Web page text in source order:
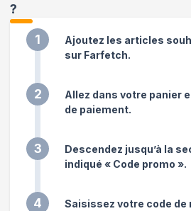
?
1
Ajoutez les articles
sur Farfetch.
2
Allez dans votre panier
de paiement.
3
Descendez jusqu’à la
indiqué « Code promo ».
4
Saisissez votre code de